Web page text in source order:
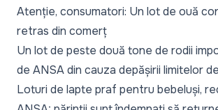
Atenție, consumatori: Un lot de ouă
retras din comerț
Un lot de peste două tone de rodii
de ANSA din cauza depășirii limitelor
Loturi de lapte praf pentru bebeluși,